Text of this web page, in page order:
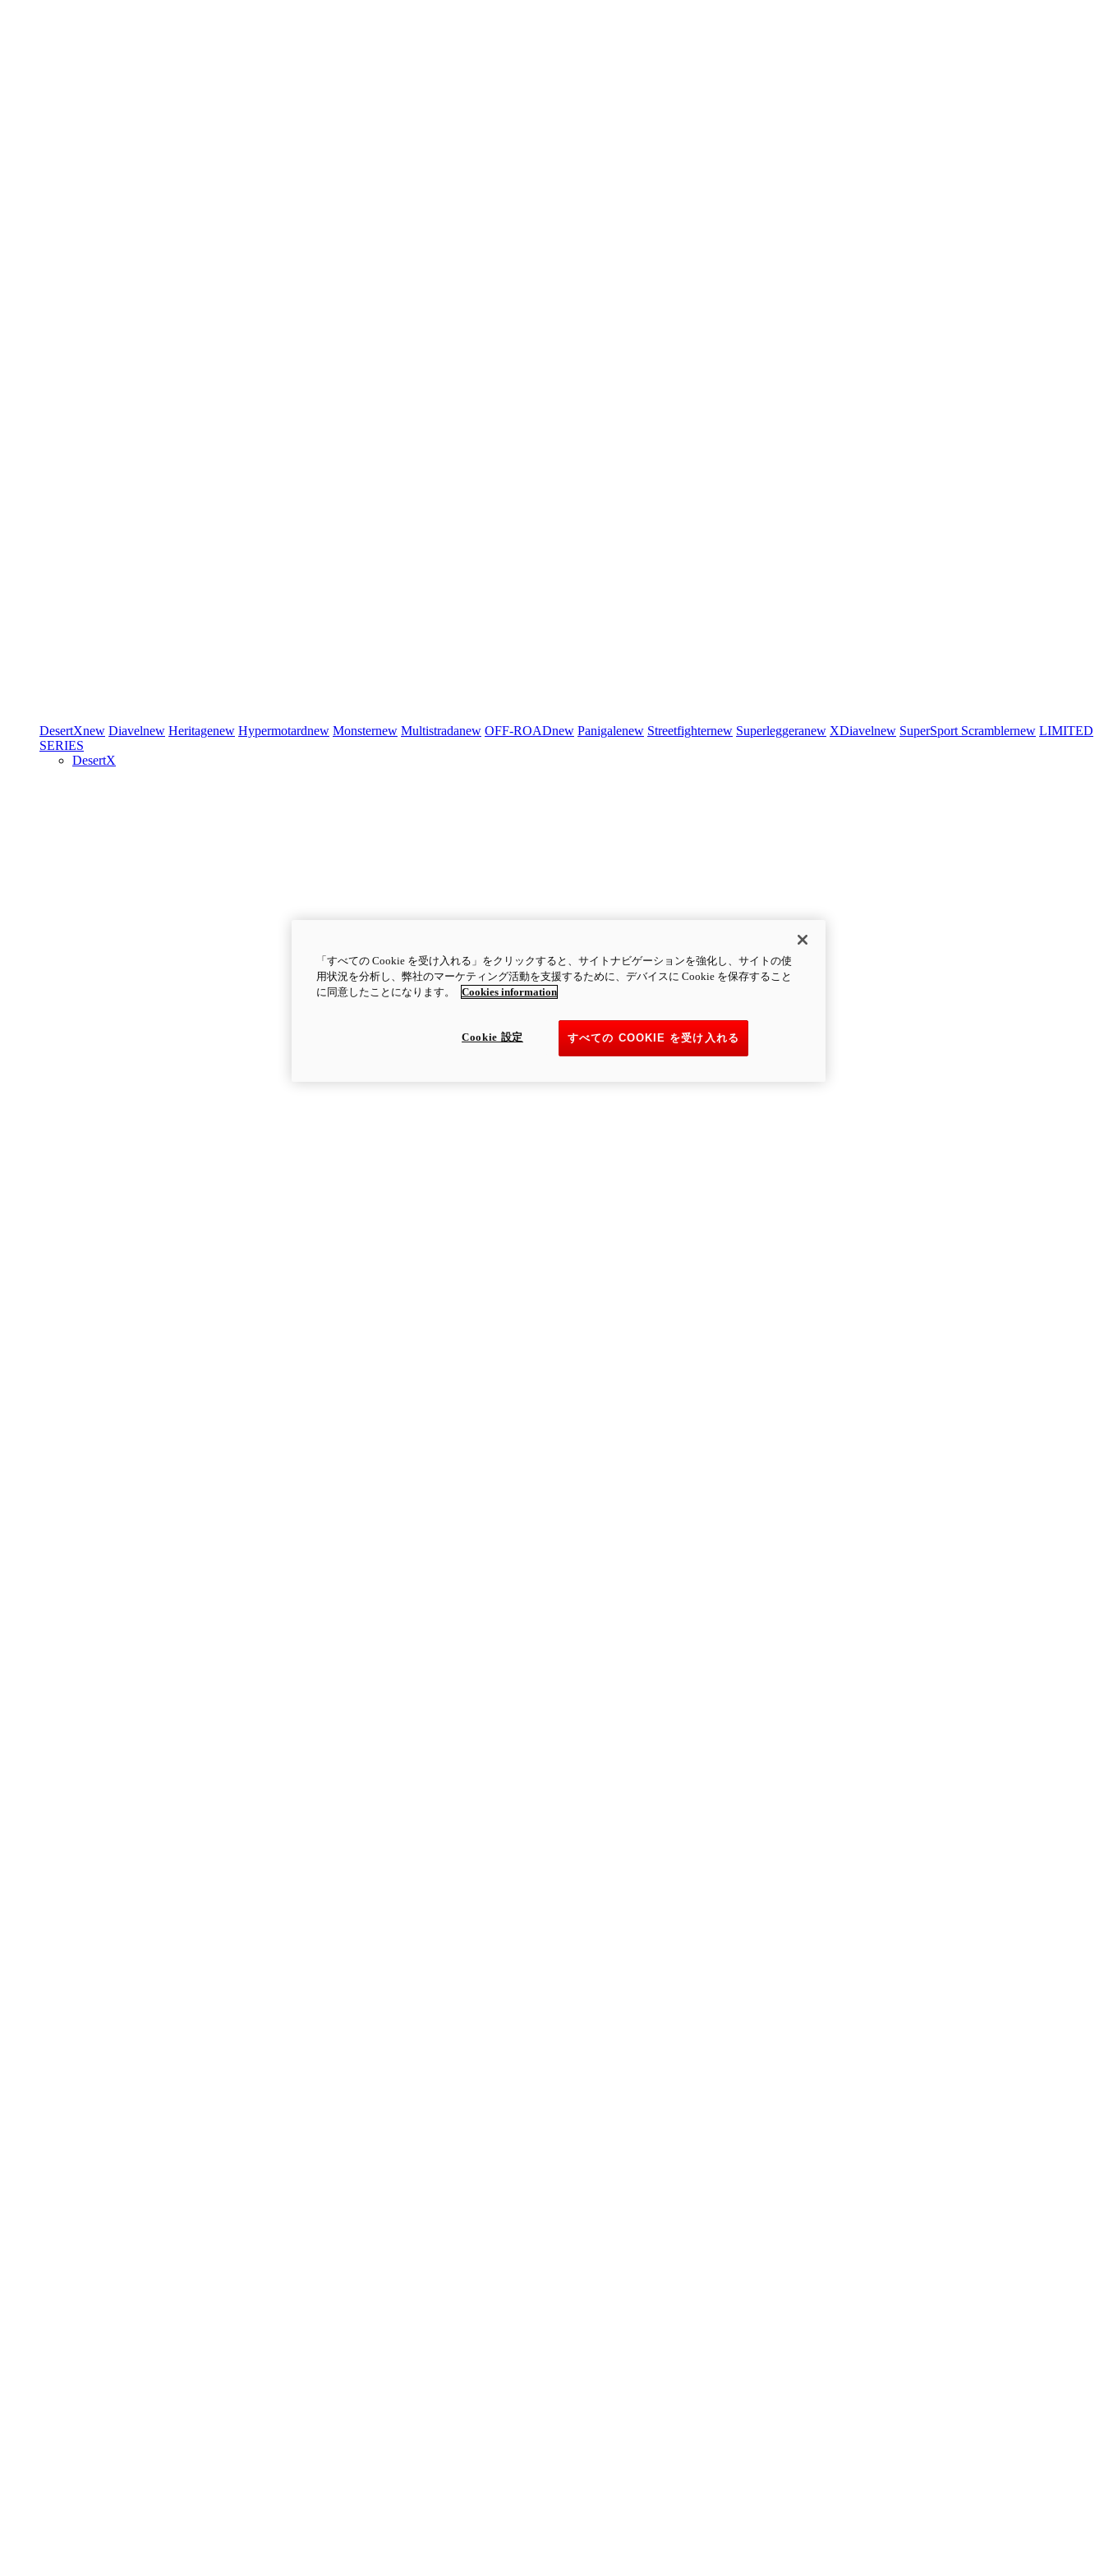
DesertXnew Diavelnew Heritagenew Hypermotardnew Monsternew Multistradanew OFF-ROADnew Panigalenew Streetfighternew Superleggeranew XDiavelnew SuperSport Scramblernew LIMITED
SERIES
DesertX
「すべての Cookie を受け入れる」をクリックすると、サイトナビゲーションを強化し、サイトの使
用状況を分析し、弊社のマーケティング活動を支援するために、デバイスに Cookie を保存すること
に同意したことになります。
Cookies information
すべての COOKIE を受け入れる
Cookie 設定